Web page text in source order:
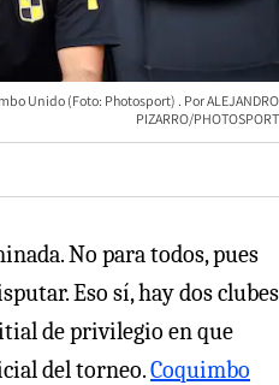
Unido (Foto: Photosport)
ALEJANDRO
PIZARRO/PHOTOSPORT
No para todos, pues
Eso sí, hay dos clubes
de privilegio en que
del torneo.Coquimbo